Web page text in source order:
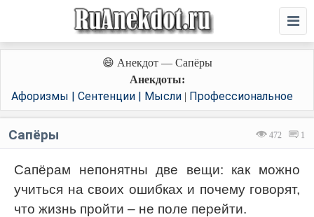
😄 Анекдот — Сапёры
Анекдоты:
Афоризмы | Сентенции | Мысли| Профессиональное
472 1
Сапёры
Сапёрам непонятны две вещи: как можно
учиться на своих ошибках и почему говорят,
что жизнь пройти – не поле перейти.